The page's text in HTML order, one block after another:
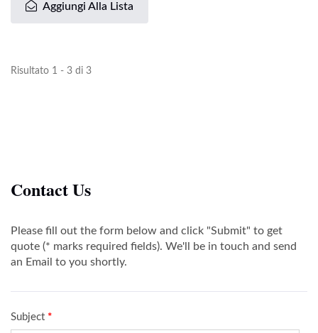
Aggiungi Alla Lista
Risultato 1 - 3 di 3